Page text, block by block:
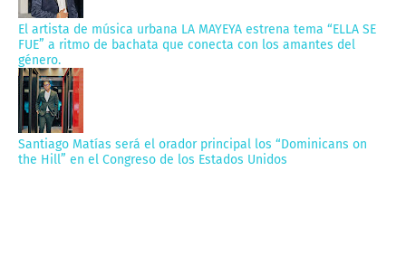
El artista de música urbana LA MAYEYA estrena tema “ELLA SE
FUE” a ritmo de bachata que conecta con los amantes del
género.
Santiago Matías será el orador principal los “Dominicans on
the Hill” en el Congreso de los Estados Unidos